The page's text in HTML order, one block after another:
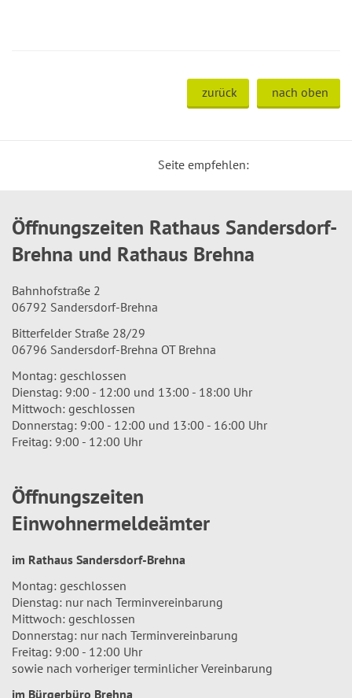
zurück nach oben
Seite empfehlen:
Öffnungszeiten Rathaus Sandersdorf-
Brehna und Rathaus Brehna
Bahnhofstraße 2
06792 Sandersdorf-Brehna
Bitterfelder Straße 28/29
06796 Sandersdorf-Brehna OT Brehna
Montag: geschlossen
Dienstag: 9:00 - 12:00 und 13:00 - 18:00 Uhr
Mittwoch: geschlossen
Donnerstag: 9:00 - 12:00 und 13:00 - 16:00 Uhr
Freitag: 9:00 - 12:00 Uhr
Öffnungszeiten
Einwohnermeldeämter
im Rathaus Sandersdorf-Brehna
Montag: geschlossen
Dienstag: nur nach Terminvereinbarung
Mittwoch: geschlossen
Donnerstag: nur nach Terminvereinbarung
Freitag: 9:00 - 12:00 Uhr
sowie nach vorheriger terminlicher Vereinbarung
im Bürgerbüro Brehna